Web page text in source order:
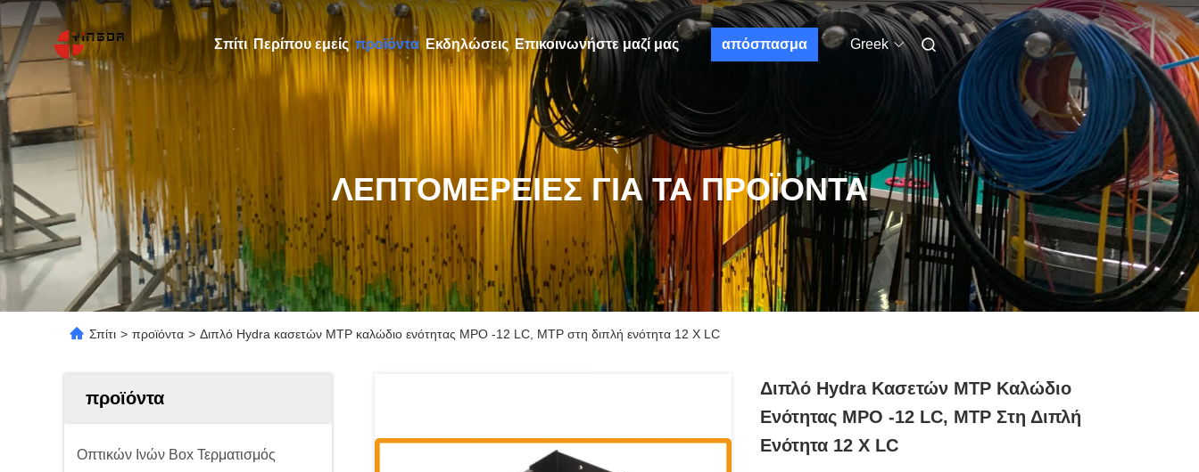
Σπίτι Περίπου εμείς προϊόντα Εκδηλώσεις Επικοινωνήστε μαζί μας απόσπασμα Greek
ΛΕΠΤΟΜΈΡΕΙΕΣ ΓΙΑ ΤΑ ΠΡΟΪΌΝΤΑ
Σπίτι > προϊόντα > Διπλό Hydra κασετών MTP καλώδιο ενότητας MPO -12 LC, MTP στη διπλή ενότητα 12 Χ LC
προϊόντα
Οπτικών Ινών Box Τερματισμός
Διπλό Hydra Κασετών MTP Καλώδιο
Ενότητας MPO -12 LC, MTP Στη Διπλή
Ενότητα 12 Χ LC